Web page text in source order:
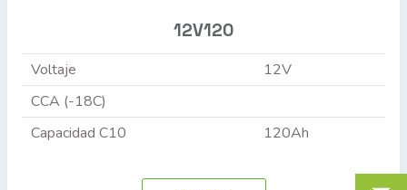
12V120
Voltaje
12V
CCA (-18C)
Capacidad C10
120Ah